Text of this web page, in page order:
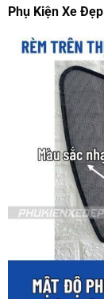
Phụ Kiện Xe Đẹp